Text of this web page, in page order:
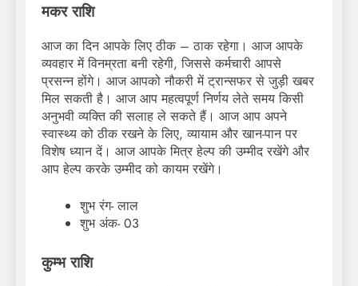
मकर राशि
आज का दिन आपके लिए ठीक – ठाक रहेगा। आज आपके
व्यवहार में विनम्रता बनी रहेगी, जिससे कर्मचारी आपसे
प्रसन्न होंगे। आज आपको नौकरी में ट्रान्सफर से जुड़ी खबर
मिल सकती है। आज आप महत्वपूर्ण निर्णय लेते समय किसी
अनुभवी व्यक्ति की सलाह ले सकते हैं। आज आप अपने
स्वास्थ्य को ठीक रखने के लिए, व्यायाम और खान-पान पर
विशेष ध्यान दें। आज आपके मित्र हेल्प की उम्मीद रखेंगे और
आप हेल्प करके उम्मीद को कायम रखेंगे।
शुभ रंग- लाल
शुभ अंक- 03
कुम्भ राशि